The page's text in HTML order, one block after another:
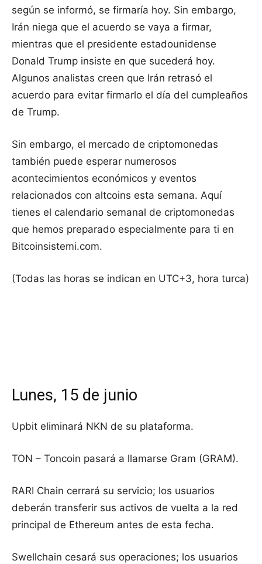
según se informó, se firmaría hoy. Sin embargo,
Irán niega que el acuerdo se vaya a firmar,
mientras que el presidente estadounidense
Donald Trump insiste en que sucederá hoy.
Algunos analistas creen que Irán retrasó el
acuerdo para evitar firmarlo el día del cumpleaños
de Trump.
Sin embargo, el mercado de criptomonedas
también puede esperar numerosos
acontecimientos económicos y eventos
relacionados con altcoins esta semana. Aquí
tienes el calendario semanal de criptomonedas
que hemos preparado especialmente para ti en
Bitcoinsistemi.com.
(Todas las horas se indican en UTC+3, hora turca)
Lunes, 15 de junio
Upbit eliminará NKN de su plataforma.
TON – Toncoin pasará a llamarse Gram (GRAM).
RARI Chain cerrará su servicio; los usuarios
deberán transferir sus activos de vuelta a la red
principal de Ethereum antes de esta fecha.
Swellchain cesará sus operaciones; los usuarios